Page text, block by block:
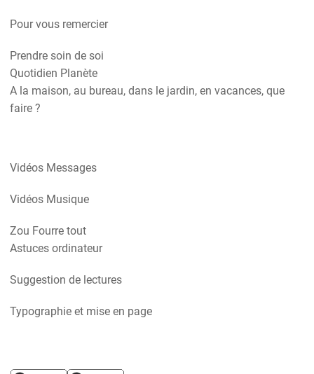
Pour vous remercier
Prendre soin de soi
Quotidien Planète
A la maison, au bureau, dans le jardin, en vacances, que
faire ?
Vidéos Messages
Vidéos Musique
Zou Fourre tout
Astuces ordinateur
Suggestion de lectures
Typographie et mise en page